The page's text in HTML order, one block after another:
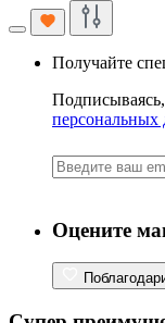
Получайте
персональных
Оцените